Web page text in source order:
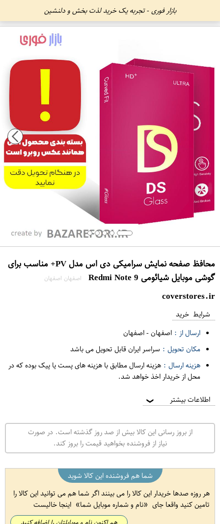
بازار فوری - تجربه یک خرید لذت بخش و دلنشین
محافظ صفحه نمایش سرامیکی دی اس مدل PV+ مناسب برای
گوشی موبایل شیائومی Redmi Note 9
اصفهان اصفهان
coverstores.ir
شرایط خرید
ارسال از : اصفهان-اصفهان
مکان تحویل : سراسر ایران قابل تحویل می باشد
هزینه ارسال : هزینه ارسال مطابق با هزینه های پست یا پیک بوده که در
محل از خریدار اخذ خواهد شد.
اطلاعات بیشتر ❯
از بروز رسانی این کالا بیش از صد روز گذشته است. در صورت
نیاز از فروشنده بخواهید قیمت را بروز کند.
شما هم فروشنده این کالا شوید
هر روزه صدها خریدار این کالا را می بینند اگر شما هم می توانید این کالا را
تامین کنید واقعا جای
نام و شماره موبایل شما اینجا خالیست